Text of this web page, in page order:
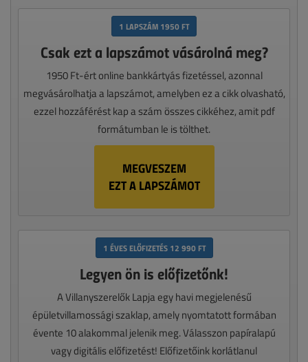
1 LAPSZÁM 1950 FT
Csak ezt a lapszámot vásárolná meg?
1950 Ft-ért online bankkártyás fizetéssel, azonnal
megvásárolhatja a lapszámot, amelyben ez a cikk olvasható,
ezzel hozzáférést kap a szám összes cikkéhez, amit pdf
formátumban le is tölthet.
MEGVESZEM
EZT A LAPSZÁMOT
1 ÉVES ELŐFIZETÉS 12 990 FT
Legyen ön is előfizetőnk!
A Villanyszerelők Lapja egy havi megjelenésű
épületvillamossági szaklap, amely nyomtatott formában
évente 10 alakommal jelenik meg. Válasszon papíralapú
vagy digitális előfizetést! Előfizetőink korlátlanul